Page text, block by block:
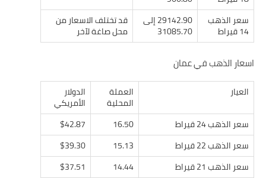
سعر الذهب
14 قيراط
29142.90 إلى
31085.70
قد تختلف الاسعار من
محل صاغة لآخر
اسعار الذهب في عمان
العيار العملة
المحلية
الدولار
الأمريكي
سعر الذهب 24 قيراط
16.50
$42.87
سعر الذهب 22 قيراط
15.13
$39.30
سعر الذهب 21 قيراط
14.44
$37.51